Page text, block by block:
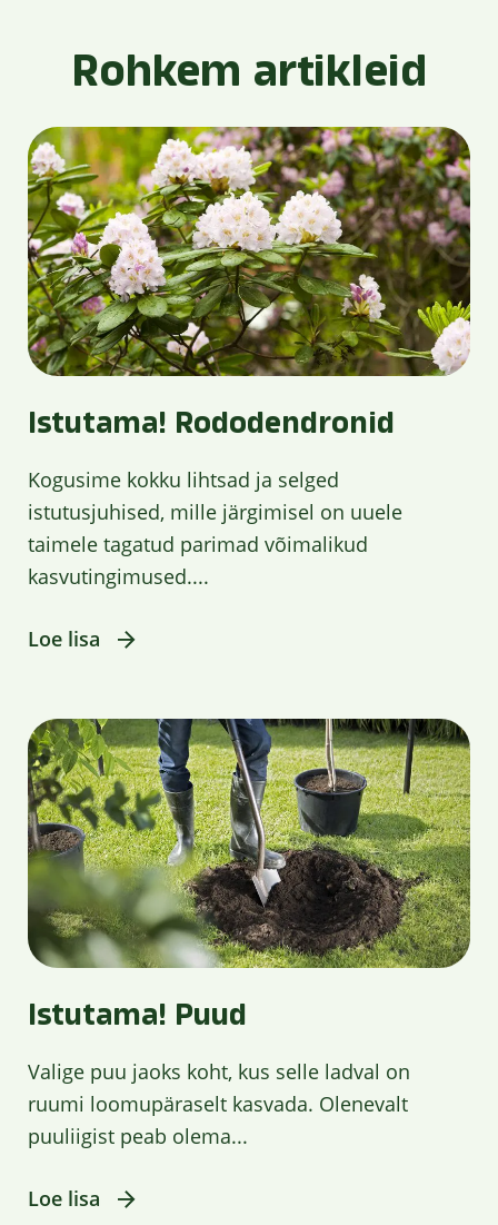
Rohkem artikleid
Istutama! Rododendronid
Kogusime kokku lihtsad ja selged
istutusjuhised, mille järgimisel on uuele
taimele tagatud parimad võimalikud
kasvutingimused....
Loe lisa
Istutama! Puud
Valige puu jaoks koht, kus selle ladval on
ruumi loomupäraselt kasvada. Olenevalt
puuliigist peab olema...
Loe lisa